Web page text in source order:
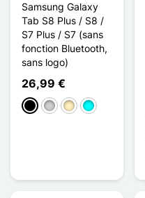
Samsung Galaxy
Tab S8 Plus / S8 /
S7 Plus / S7 (sans
fonction Bluetooth,
sans logo)
26,99 €
MustaArgenté
DoréCyan